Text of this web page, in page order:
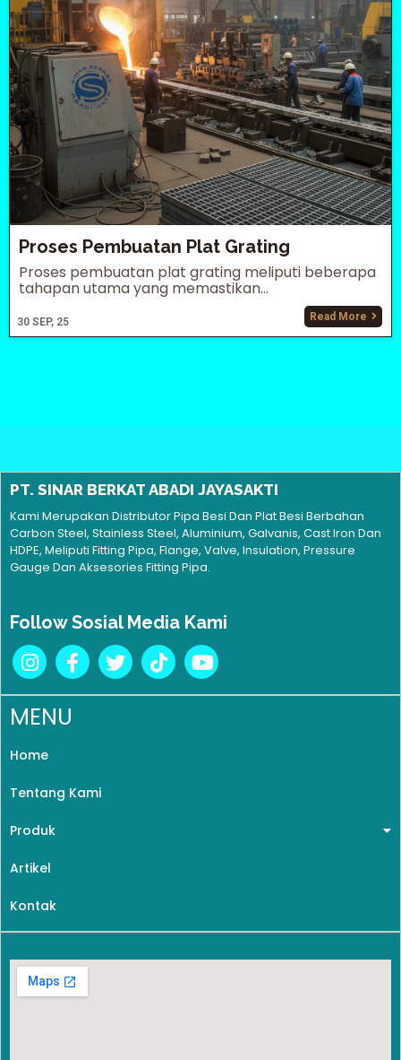
Proses Pembuatan Plat Grating
30 SEP, 25
Proses pembuatan plat grating meliputi beberapa
tahapan utama yang memastikan…
Read More
PT. SINAR BERKAT ABADI JAYASAKTI
Kami Merupakan Distributor Pipa Besi Dan Plat Besi Berbahan
Carbon Steel, Stainless Steel, Aluminium, Galvanis, Cast Iron Dan
HDPE, Meliputi Fitting Pipa, Flange, Valve, Insulation, Pressure
Gauge Dan Aksesories Fitting Pipa.
Follow Sosial Media Kami
MENU
Home
Tentang Kami
Produk
Artikel
Kontak